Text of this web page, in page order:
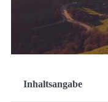
Inhaltsangabe